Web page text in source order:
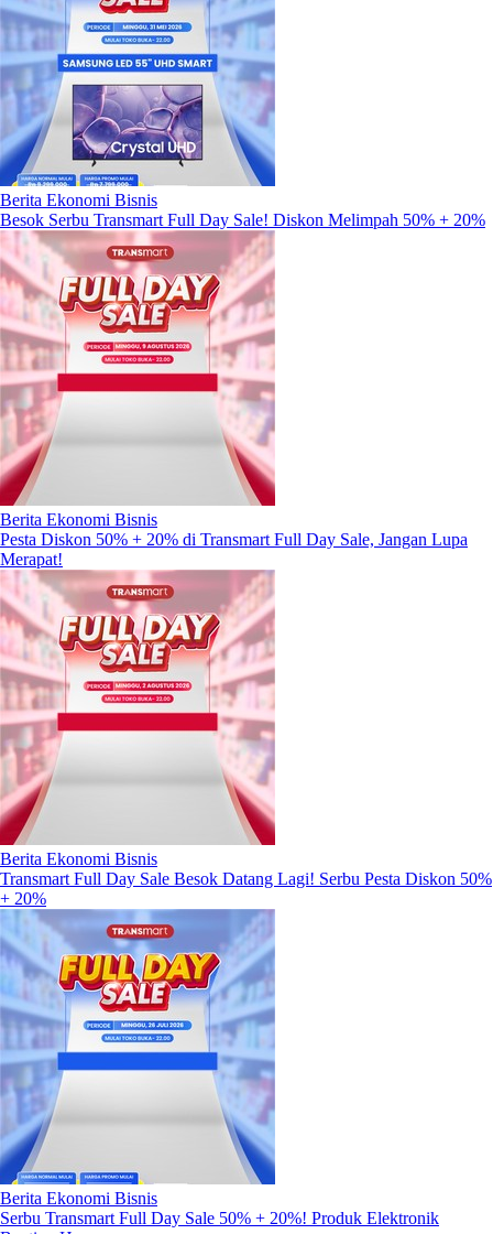
Berita Ekonomi Bisnis
Besok Serbu Transmart Full Day Sale! Diskon Melimpah 50% + 20%
Berita Ekonomi Bisnis
Pesta Diskon 50% + 20% di Transmart Full Day Sale, Jangan Lupa
Merapat!
Berita Ekonomi Bisnis
Transmart Full Day Sale Besok Datang Lagi! Serbu Pesta Diskon 50%
+ 20%
Berita Ekonomi Bisnis
Serbu Transmart Full Day Sale 50% + 20%! Produk Elektronik